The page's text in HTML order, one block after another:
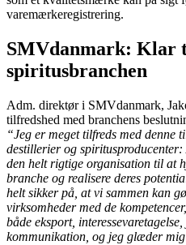
varemærkeregistrering.
SMVdanmark: Klar
spiritusbranchen
Adm. direktør i SMVdanmark,
tilfredshed med branchens
“Jeg er meget tilfreds med
destillerier og
den helt rigtige organisation til at
branche og realisere deres
helt sikker på, at vi sammen kan
virksomheder med de
både eksport,
kommunikation, og jeg glæder